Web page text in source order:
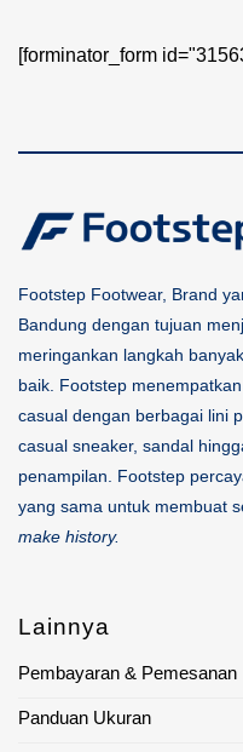
[forminator_form
Footstep Footwear, Brand
Bandung dengan tujuan
meringankan langkah
baik. Footstep
casual dengan berbagai lini
casual sneaker, sandal
penampilan. Footstep
yang sama untuk membuat
make history.
Lainnya
Pembayaran & Pemesanan
Panduan Ukuran